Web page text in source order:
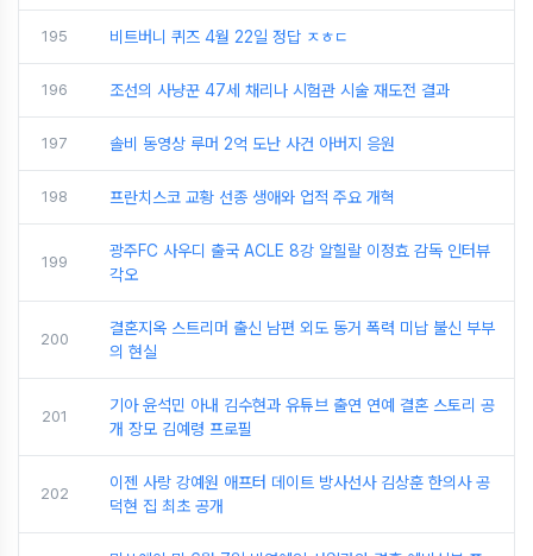
195 비트버니 퀴즈 4월 22일 정답 ㅈㅎㄷ
196 조선의 사냥꾼 47세 채리나 시험관 시술 재도전 결과
197 솔비 동영상 루머 2억 도난 사건 아버지 응원
198 프란치스코 교황 선종 생애와 업적 주요 개혁
199
광주FC 사우디 출국 ACLE 8강 알힐랄 이정효 감독 인터뷰
각오
200
결혼지옥 스트리머 출신 남편 외도 동거 폭력 미납 불신 부부
의 현실
201
기아 윤석민 아내 김수현과 유튜브 출연 연예 결혼 스토리 공
개 장모 김예령 프로필
202
이젠 사랑 강예원 애프터 데이트 방사선사 김상훈 한의사 공
덕현 집 최초 공개